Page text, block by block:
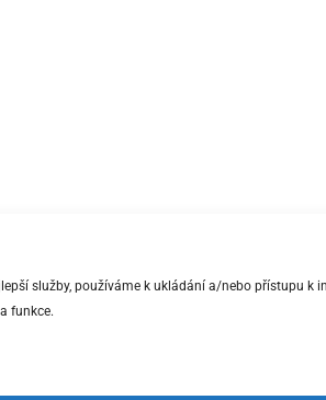
služby, používáme k ukládání a/nebo přístupu
funkce.